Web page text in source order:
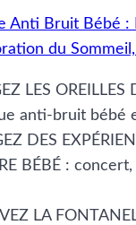
Anti Bruit Bébé :
du
LES OREILLES
anti-bruit bébé
DES
BÉBÉ :
LA